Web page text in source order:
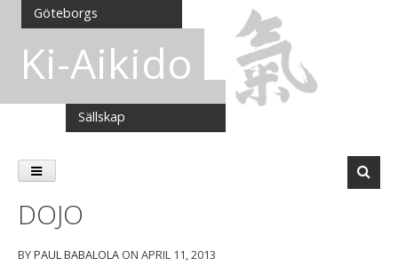
Göteborgs
Ki-Aikido
Sällskap
Skip
content
DOJO
BYPAUL BABALOLA ON APRIL 11, 2013